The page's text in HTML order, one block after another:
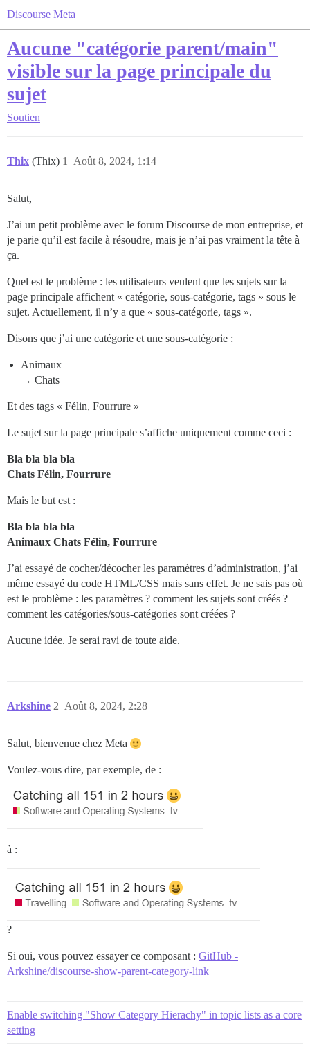
Discourse Meta
Aucune "catégorie parent/main"
visible sur la page principale du
sujet
Soutien
Thix (Thix) Août 8, 2024, 1:14
1
Salut,
J’ai un petit problème avec le forum Discourse de mon entreprise, et
je parie qu’il est facile à résoudre, mais je n’ai pas vraiment la tête à
ça.
Quel est le problème : les utilisateurs veulent que les sujets sur la
page principale affichent « catégorie, sous-catégorie, tags » sous le
sujet. Actuellement, il n’y a que « sous-catégorie, tags ».
Disons que j’ai une catégorie et une sous-catégorie :
Animaux
→ Chats
Et des tags « Félin, Fourrure »
Le sujet sur la page principale s’affiche uniquement comme ceci :
Bla bla bla bla
Chats Félin, Fourrure
Mais le but est :
Bla bla bla bla
Animaux Chats Félin, Fourrure
J’ai essayé de cocher/décocher les paramètres d’administration, j’ai
même essayé du code HTML/CSS mais sans effet. Je ne sais pas où
est le problème : les paramètres ? comment les sujets sont créés ?
comment les catégories/sous-catégories sont créées ?
Aucune idée. Je serai ravi de toute aide.
Arkshine Août 8, 2024, 2:28
2
Salut, bienvenue chez Meta
Voulez-vous dire, par exemple, de :
à :
?
Si oui, vous pouvez essayer ce composant : GitHub -
Arkshine/discourse-show-parent-category-link
Enable switching "Show Category Hierachy" in topic lists as a core
setting